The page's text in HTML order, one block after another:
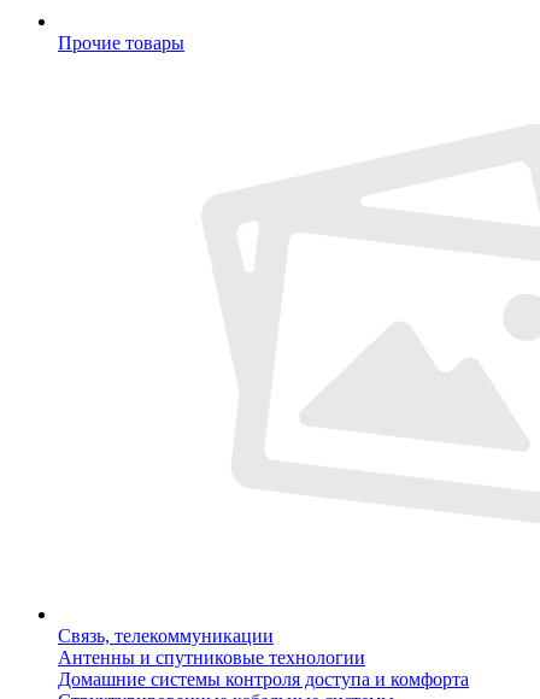
Прочие товары
Связь, телекоммуникации
Антенны и спутниковые технологии
Домашние системы контроля доступа и комфорта